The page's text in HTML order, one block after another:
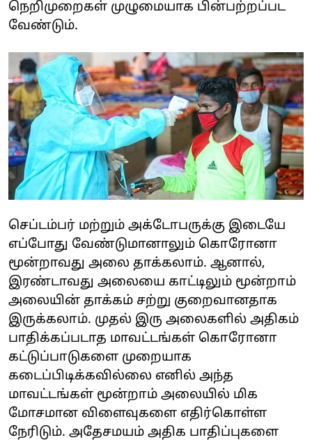
நெறிமுறைகள் முழுமையாக பின்பற்றப்பட
வேண்டும்.
செப்டம்பர் மற்றும் அக்டோபருக்கு இடையே
எப்போது வேண்டுமானாலும் கொரோனா
மூன்றாவது அலை தாக்கலாம். ஆனால்,
இரண்டாவது அலையை காட்டிலும் மூன்றாம்
அலையின் தாக்கம் சற்று குறைவானதாக
இருக்கலாம். முதல் இரு அலைகளில் அதிகம்
பாதிக்கப்படாத மாவட்டங்கள் கொரோனா
கட்டுப்பாடுகளை முறையாக
கடைப்பிடிக்கவில்லை எனில் அந்த
மாவட்டங்கள் மூன்றாம் அலையில் மிக
மோசமான விளைவுகளை எதிர்கொள்ள
நேரிடும். அதேசமயம் அதிக பாதிப்புகளை